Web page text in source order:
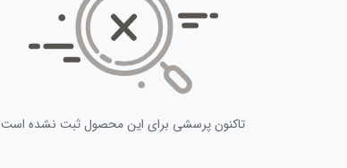
تاکنون پرسشی برای این محصول ثبت نشده است